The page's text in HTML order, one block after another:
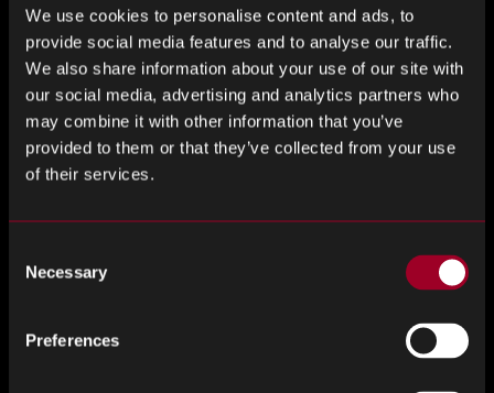
We use cookies to personalise content and ads, to
provide social media features and to analyse our traffic.
We also share information about your use of our site with
our social media, advertising and analytics partners who
may combine it with other information that you’ve
provided to them or that they’ve collected from your use
of their services.
Selection
Necessary
Preferences
Grant Fairbairn, VP Asia, fügte hinzu: «Die Investition in das
zweite Büro von Rebound Japan und die Einstellung
zusätzlicher lokaler Mitarbeiter in Kyoto sind ein Beweis für
das Vertrauen, das die Rebound Group in die Führung von
Masa San und das ausgezeichnete Team hat, das er
aufbaut, um japanische Kunden auf höchstem Niveau zu
gemeinsam erreicht haben, zeugt von drei Faktoren.